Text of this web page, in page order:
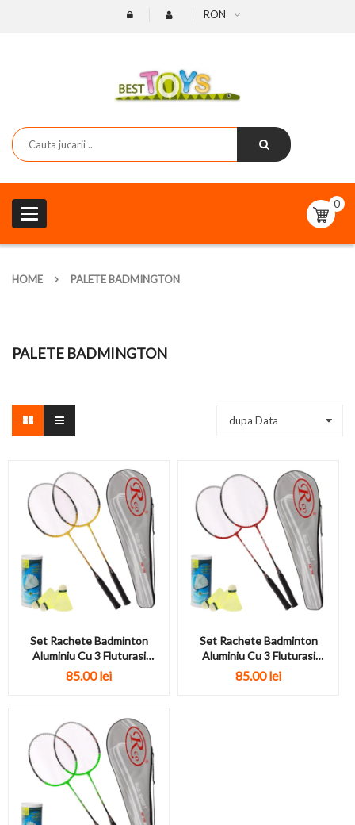
RON
Toggle
navigation
0
HOME PALETE BADMINGTON
PALETE BADMINGTON
dupa Data
Set Rachete Badminton
Aluminiu Cu 3 Fluturasi
Negru/Galben
85.00 lei
Set Rachete Badminton
Aluminiu Cu 3 Fluturasi
Negru/Rosu
85.00 lei